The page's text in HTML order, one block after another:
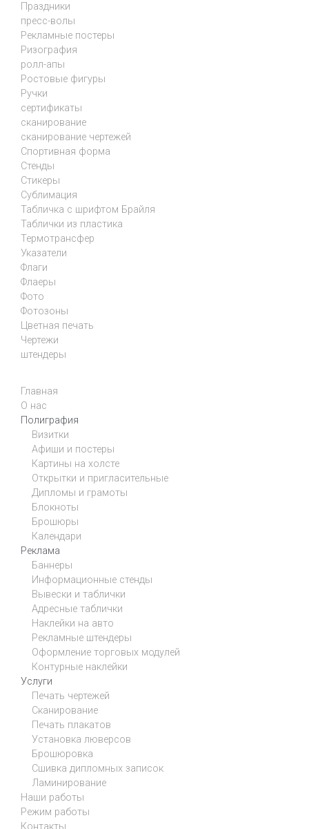
Праздники
пресс-волы
Рекламные постеры
Ризография
ролл-апы
Ростовые фигуры
Ручки
сертификаты
сканирование
сканирование чертежей
Спортивная форма
Стенды
Стикеры
Сублимация
Табличка с шрифтом Брайля
Таблички из пластика
Термотрансфер
Указатели
Флаги
Флаеры
Фото
Фотозоны
Цветная печать
Чертежи
штендеры
Главная
О нас
Полиграфия
Визитки
Афиши и постеры
Картины на холсте
Открытки и пригласительные
Дипломы и грамоты
Блокноты
Брошюры
Календари
Реклама
Баннеры
Информационные стенды
Вывески и таблички
Адресные таблички
Наклейки на авто
Рекламные штендеры
Оформление торговых модулей
Контурные наклейки
Услуги
Печать чертежей
Сканирование
Печать плакатов
Установка люверсов
Брошюровка
Сшивка дипломных записок
Ламинирование
Наши работы
Режим работы
Контакты